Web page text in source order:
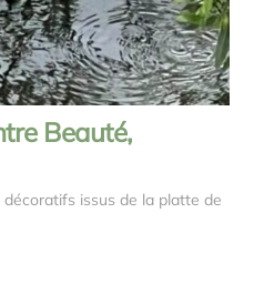
Beauté,
issus de la platte de